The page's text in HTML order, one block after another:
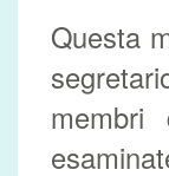
Questa
membri